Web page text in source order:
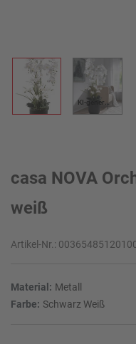
KI-generiert
casa NOVA
weiß
Artikel-Nr.:
Material: Metall
Farbe: Schwarz Weiß